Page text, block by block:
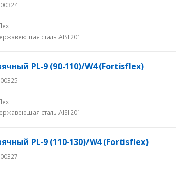
сталь AISI 201
PL-9 (90-110)/W4 (Fortisflex)
сталь AISI 201
PL-9 (110-130)/W4 (Fortisflex)